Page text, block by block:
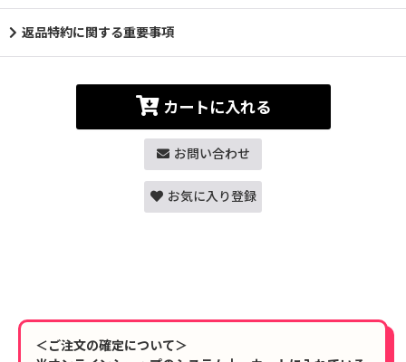
返品特約に関する重要事項
カートに入れる
お問い合わせ
お気に入り登録
＜ご注文の確定について＞